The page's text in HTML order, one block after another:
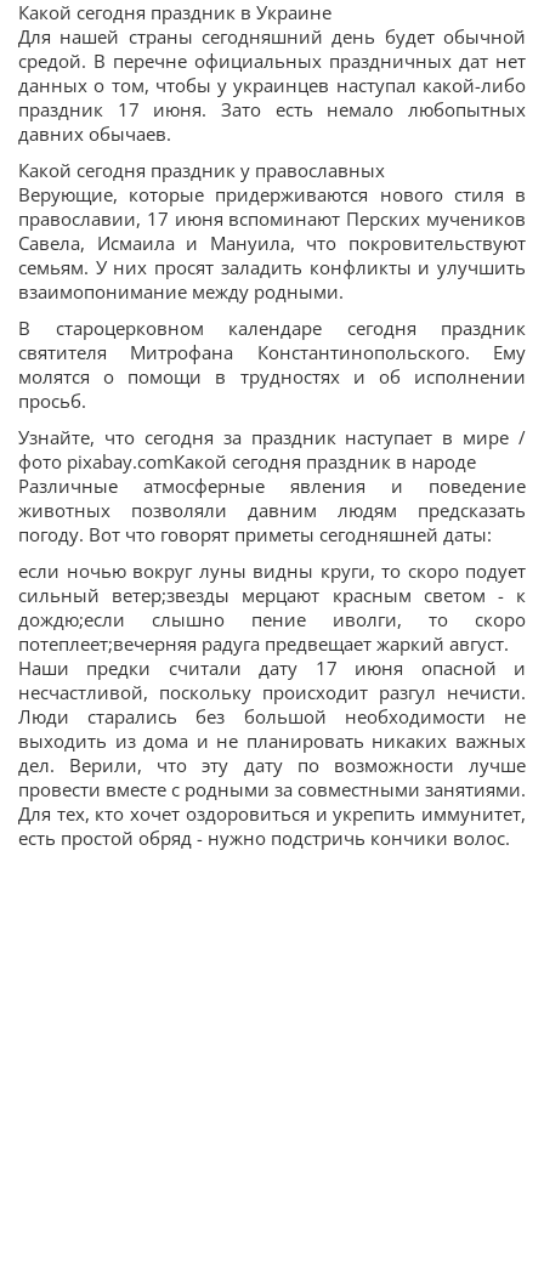
Какой сегодня праздник в Украине
Для нашей страны сегодняшний день будет обычной
средой. В перечне официальных праздничных дат нет
данных о том, чтобы у украинцев наступал какой-либо
праздник 17 июня. Зато есть немало любопытных
давних обычаев.
Какой сегодня праздник у православных
Верующие, которые придерживаются нового стиля в
православии, 17 июня вспоминают Перских мучеников
Савела, Исмаила и Мануила, что покровительствуют
семьям. У них просят заладить конфликты и улучшить
взаимопонимание между родными.
В староцерковном календаре сегодня праздник
святителя Митрофана Константинопольского. Ему
молятся о помощи в трудностях и об исполнении
просьб.
Узнайте, что сегодня за праздник наступает в мире /
фото pixabay.comКакой сегодня праздник в народе
Различные атмосферные явления и поведение
животных позволяли давним людям предсказать
погоду. Вот что говорят приметы сегодняшней даты:
если ночью вокруг луны видны круги, то скоро подует
сильный ветер;звезды мерцают красным светом - к
дождю;если слышно пение иволги, то скоро
потеплеет;вечерняя радуга предвещает жаркий август.
Наши предки считали дату 17 июня опасной и
несчастливой, поскольку происходит разгул нечисти.
Люди старались без большой необходимости не
выходить из дома и не планировать никаких важных
дел. Верили, что эту дату по возможности лучше
провести вместе с родными за совместными занятиями.
Для тех, кто хочет оздоровиться и укрепить иммунитет,
есть простой обряд - нужно подстричь кончики волос.